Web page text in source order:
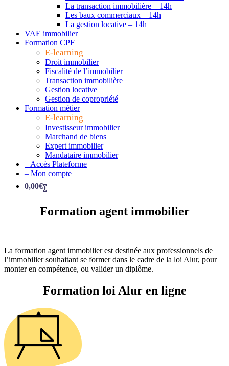
La transaction immobilière – 14h
Les baux commerciaux – 14h
La gestion locative – 14h
VAE immobilier
Formation CPF
E-learning
Droit immobilier
Fiscalité de l’immobilier
Transaction immobilière
Gestion locative
Gestion de copropriété
Formation métier
E-learning
Investisseur immobilier
Marchand de biens
Expert immobilier
Mandataire immobilier
– Accès Plateforme
– Mon compte
0,00€0
Formation agent immobilier
La formation agent immobilier est destinée aux professionnels de
l’immobilier souhaitant se former dans le cadre de la loi Alur, pour
monter en compétence, ou valider un diplôme.
Formation loi Alur en ligne